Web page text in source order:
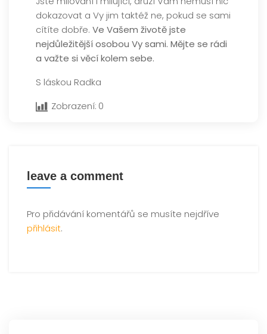
dokazovat a Vy jim taktéž ne, pokud se sami
cítíte dobře. Ve Vašem životě jste
nejdůležitější osobou Vy sami. Mějte se rádi
a važte si věcí kolem sebe.
S láskou Radka
Zobrazení: 0
leave a comment
Pro přidávání komentářů se musíte nejdříve
přihlásit.